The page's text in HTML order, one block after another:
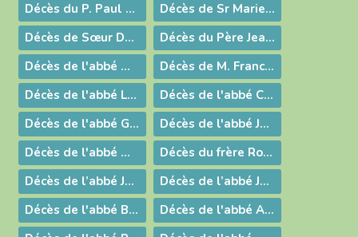
Décès du P. Paul Corand
Décès de Sr Marie-Bénédicte, religieuse de Notre-Dame des Missions
Décès de Sœur Dominique-Marie du Rosaire
Décès du Père Jean Bevand
Décès de l'abbé Michel Laubépin
Décès de M. Franck Bonnard
Décès de l'abbé Louis Josserand
Décès de l'abbé Christian Laffargue
Décès de l'abbé Germain Cagnin
Décès de l'abbé Jean Guillet
Décès de l'abbé Marc Balleydier
Décès du frère Robert Ruffier
Décès de l’abbé Jacques Gauthier
Décès de l’abbé Jacques Charvériat
Décès de l'abbé Bernard Rousset
Décès de l'abbé André Perretant